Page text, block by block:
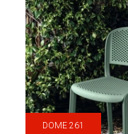
DOME 261